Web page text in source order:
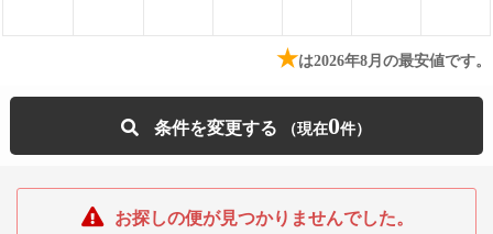
★は2026年8月の最安値です。
条件を変更する 0
お探しの便が見つかりませんでした。